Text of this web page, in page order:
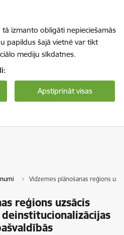
izmanto obligāti nepieciešamās
papildus šajā vietnē var tikt
mediju sīkdatnes.
Apstiprināt visas
Vidzemes plānošanas reģions
reģions uzsācis